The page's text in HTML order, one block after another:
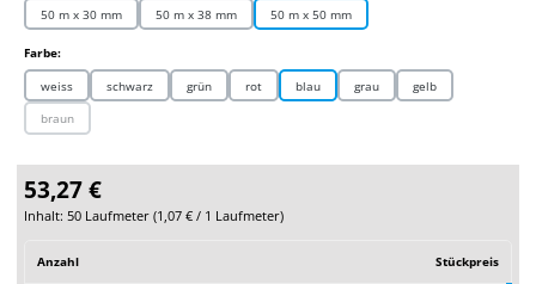
50 m x 30 mm
50 m x 38 mm 50 m x 50 mm
Farbe:auswählen
weiss schwarz grün rot blau grau
gelb
braun
(Diese Option ist zurzeit nicht verfügbar.)
53,27 €
Inhalt: 50 Laufmeter (1,07 € / 1 Laufmeter)
Anzahl Stückpreis